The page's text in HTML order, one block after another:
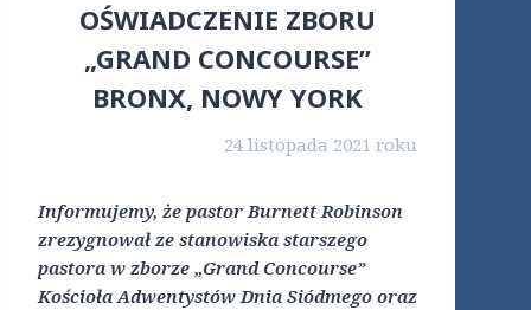
OŚWIADCZENIE ZBORU
„GRAND CONCOURSE”
BRONX, NOWY YORK
24 listopada 2021 roku
Informujemy, że pastor Burnett Robinson
zrezygnował ze stanowiska starszego
pastora w zborze „Grand Concourse”
Kościoła Adwentystów Dnia Siódmego oraz